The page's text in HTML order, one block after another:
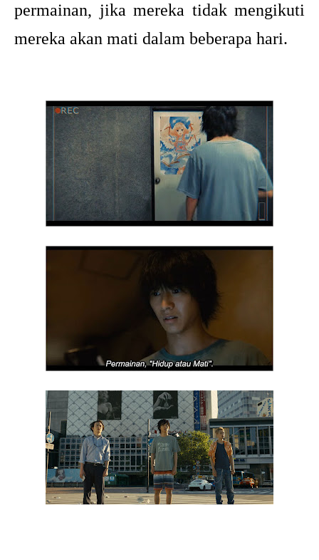
permainan, jika mereka tidak mengikuti
mereka akan mati dalam beberapa hari.